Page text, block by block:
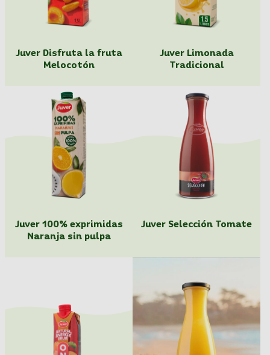
Juver Disfruta la fruta
Melocotón
Juver Limonada
Tradicional
Juver 100% exprimidas
Naranja sin pulpa
Juver Selección Tomate